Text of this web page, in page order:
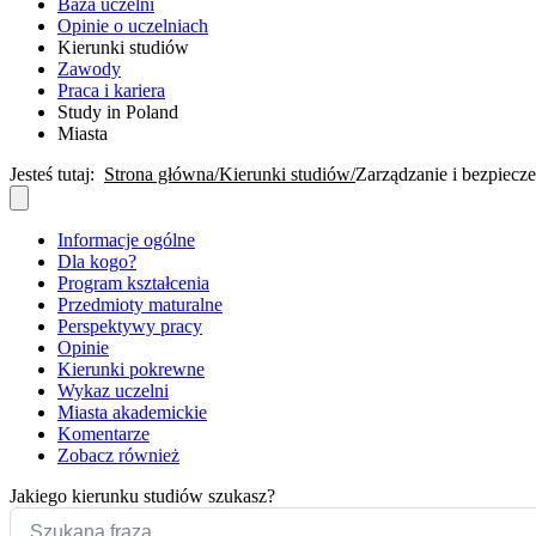
Opinie o uczelniach
Kierunki studiów
Zawody
Praca i kariera
Study in Poland
Miasta
Jesteś tutaj: Strona główna Kierunki studiów Zarządzanie i
Informacje ogólne
Dla kogo?
Program kształcenia
Przedmioty maturalne
Perspektywy pracy
Opinie
Kierunki pokrewne
Wykaz uczelni
Miasta akademickie
Komentarze
Zobacz również
Jakiego kierunku studiów szukasz?